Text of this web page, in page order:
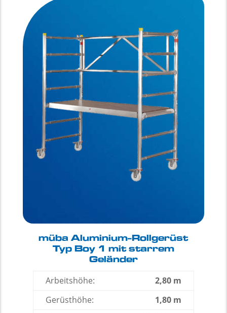
müba Aluminium-Rollgerüst
Typ Boy 1 mit starrem
Geländer
Arbeitshöhe:
2,80 m
Gerüsthöhe:
1,80 m